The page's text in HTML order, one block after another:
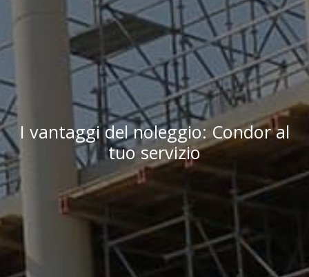
I vantaggi del noleggio: Condor al
tuo servizio